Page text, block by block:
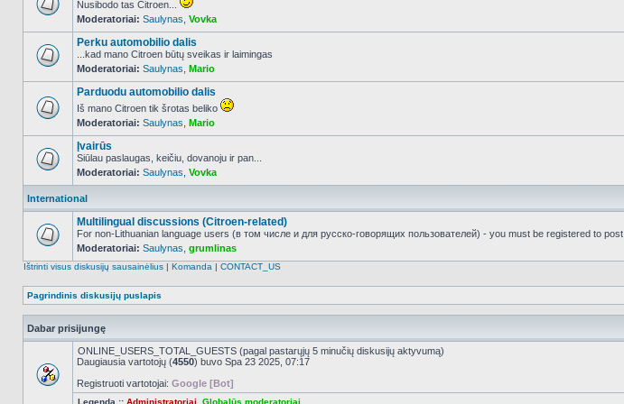
NO_UNREAD_POSTS
Nusibodo tas Citroen...
Moderatoriai: Saulynas Vovka
NO_UNREAD_POSTS
Perku automobilio dalis
...kad mano Citroen būtų sveikas ir laimingas
Moderatoriai: Saulynas Mario
NO_UNREAD_POSTS
Parduodu automobilio dalis
Iš mano Citroen tik šrotas beliko
Moderatoriai: Saulynas Mario
NO_UNREAD_POSTS
Įvairūs
Siūlau paslaugas, keičiu, dovanoju ir pan...
Moderatoriai: Saulynas Vovka
International
NO_UNREAD_POSTS
Multilingual discussions (Citroen-related)
For non-Lithuanian language users (в том числе и для русско-говорящих пользователей) - you must be registered to post
Moderatoriai: Saulynas grumlinas
Ištrinti visus diskusijų sausainėlius | Komanda | CONTACT_US
Pagrindinis diskusijų puslapis
Dabar prisijungę
ONLINE_USERS_TOTAL_GUESTS (pagal pastarųjų 5 minučių diskusijų aktyvumą)
Daugiausia vartotojų (4550) buvo Spa 23 2025, 07:17
Registruoti vartotojai: Google [Bot]
Legenda :: Administratoriai Globalūs moderatoriai